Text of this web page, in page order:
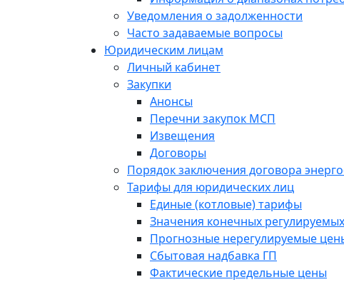
Уведомления о задолженности
Часто задаваемые вопросы
Юридическим лицам
Личный кабинет
Закупки
Анонсы
Перечни закупок МСП
Извещения
Договоры
Порядок заключения договора
Тарифы для юридических лиц
Единые (котловые) тарифы
Значения конечных
Прогнозные нерегулируемые
Сбытовая надбавка ГП
Фактические предельные цены